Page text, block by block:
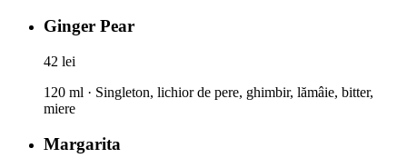
Ginger Pear
42 lei
120 ml · Singleton, lichior de pere, ghimbir, lămâie, bitter,
miere
Margarita